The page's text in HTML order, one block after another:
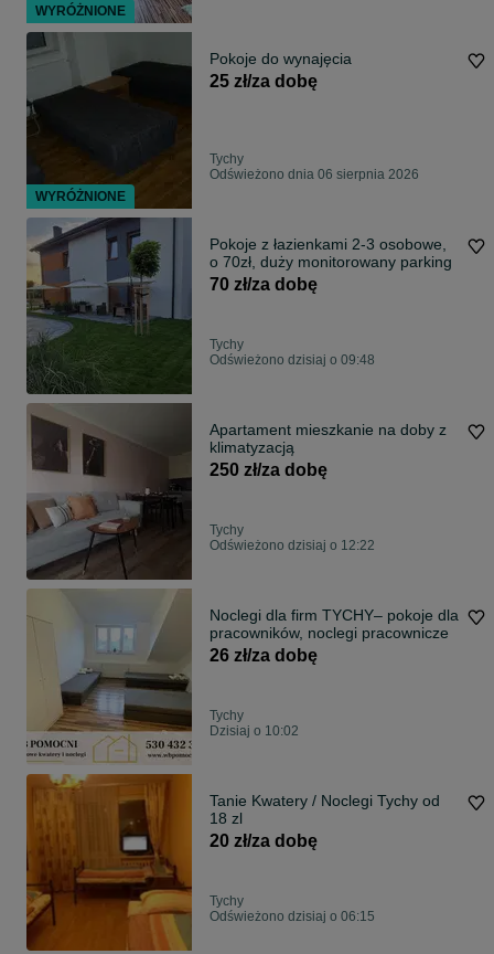
Pokoje do wynajęcia
25 zł/za dobę
Tychy
Odświeżono dnia 06 sierpnia 2026
Pokoje z łazienkami 2-3 osobowe,
o 70zł, duży monitorowany parking
70 zł/za dobę
Tychy
Odświeżono dzisiaj o 09:48
Apartament mieszkanie na doby z
klimatyzacją
250 zł/za dobę
Tychy
Odświeżono dzisiaj o 12:22
Noclegi dla firm TYCHY– pokoje dla
pracowników, noclegi pracownicze
26 zł/za dobę
Tychy
Dzisiaj o 10:02
Tanie Kwatery / Noclegi Tychy od
18 zl
20 zł/za dobę
Tychy
Odświeżono dzisiaj o 06:15
WYRÓŻNIONE
WYRÓŻNIONE